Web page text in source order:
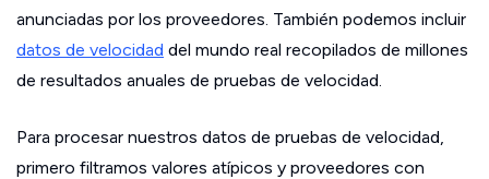
anunciadas por los proveedores. También podemos incluir
datos de velocidad del mundo real recopilados de millones
de resultados anuales de pruebas de velocidad.
Para procesar nuestros datos de pruebas de velocidad,
primero filtramos valores atípicos y proveedores con